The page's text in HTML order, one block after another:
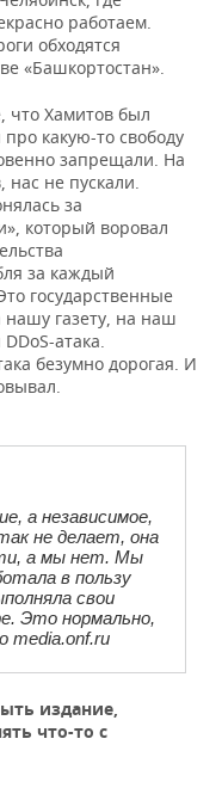
работаем.
обходятся
«Башкортостан».
что Хамитов был
какую-то свободу
запрещали. На
нас не пускали.
за
который воровал
за каждый
государственные
газету, на наш
атака.
безумно дорогая. И
а независимое,
не делает, она
а мы нет. Мы
в пользу
свои
Это нормально,
издание,
что-то с